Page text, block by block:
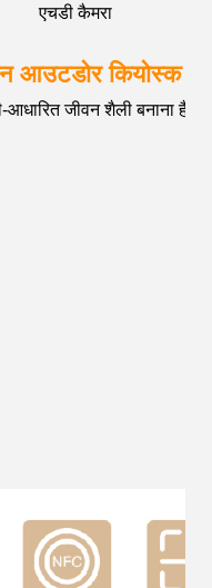
एचडी कैमरा
आउटडोर कियोस्क
जीवन शैली बनाना है